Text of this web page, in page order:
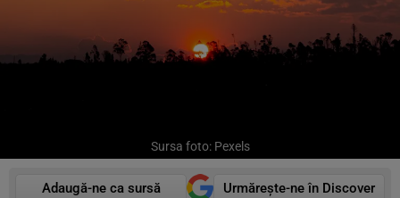
Sursa foto: Pexels
Adaugă-ne ca sursă
Urmărește-ne în Discover